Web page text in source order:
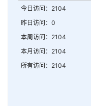
今日访问：2104
昨日访问：0
本周访问：2104
本月访问：2104
所有访问：2104